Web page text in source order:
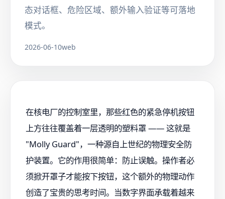
态对话框、危险区域、额外输入验证等可落地
模式。
2026-06-10web
在核电厂的控制室里，那些红色的紧急停机按钮
上方往往覆盖着一层透明的塑料罩 —— 这就是
"Molly Guard"，一种源自上世纪的物理安全防
护装置。它的作用很简单：防止误触。操作者必
须掀开罩子才能按下按钮，这个额外的物理动作
创造了宝贵的思考时间。当数字界面承载着越来